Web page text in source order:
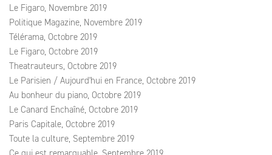
Le Figaro, Novembre 2019
Politique Magazine, Novembre 2019
Télérama, Octobre 2019
Le Figaro, Octobre 2019
Theatrauteurs, Octobre 2019
Le Parisien / Aujourd'hui en France, Octobre 2019
Au bonheur du piano, Octobre 2019
Le Canard Enchaîné, Octobre 2019
Paris Capitale, Octobre 2019
Toute la culture, Septembre 2019